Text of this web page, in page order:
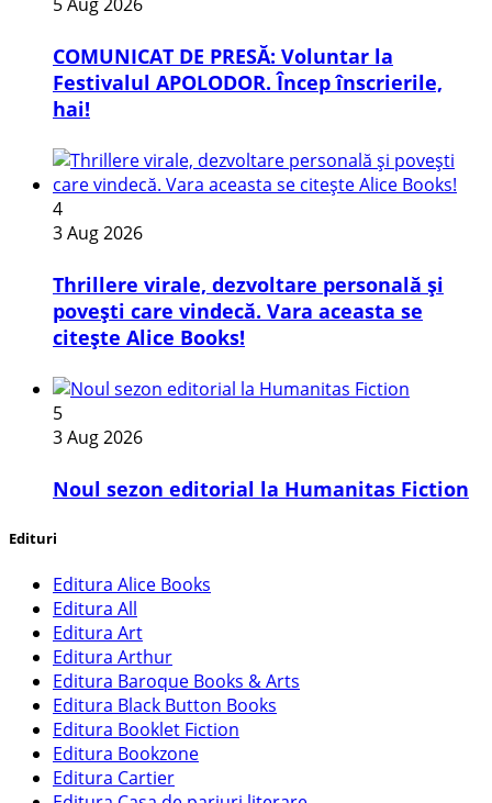
COMUNICAT DE PRESĂ: Voluntar la
Festivalul APOLODOR. Încep înscrierile,
hai!
4
3 Aug 2026
Thrillere virale, dezvoltare personală și
povești care vindecă. Vara aceasta se
citește Alice Books!
5
3 Aug 2026
​Noul sezon editorial la Humanitas Fiction
Edituri
Editura Alice Books
Editura All
Editura Art
Editura Arthur
Editura Baroque Books & Arts
Editura Black Button Books
Editura Booklet Fiction
Editura Bookzone
Editura Cartier